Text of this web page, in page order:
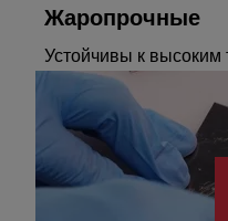
Жаропрочные
Устойчивы к высоким